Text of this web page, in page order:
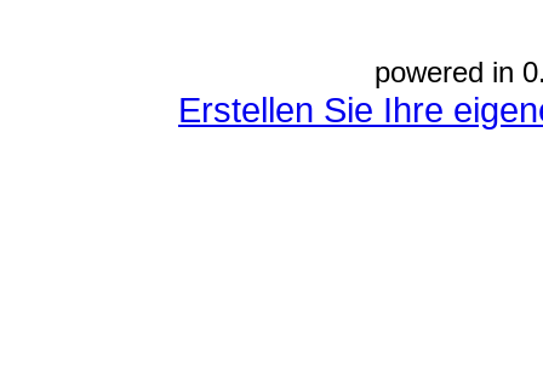
powered in
Erstellen Sie Ihre